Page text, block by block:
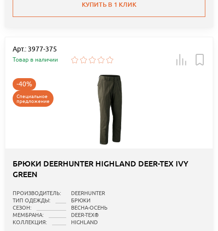
КУПИТЬ В 1 КЛИК
Арт.: 3977-375
Товар в наличии
-40%
Специальное
предложение
БРЮКИ DEERHUNTER HIGHLAND DEER-TEX IVY
GREEN
ПРОИЗВОДИТЕЛЬ:
DEERHUNTER
ТИП ОДЕЖДЫ:
БРЮКИ
СЕЗОН:
ВЕСНА-ОСЕНЬ
МЕМБРАНА:
DEER-TEX®
КОЛЛЕКЦИЯ:
HIGHLAND